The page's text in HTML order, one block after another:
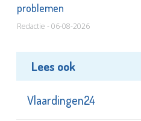
problemen
Redactie - 06-08-2026
Lees ook
Vlaardingen24